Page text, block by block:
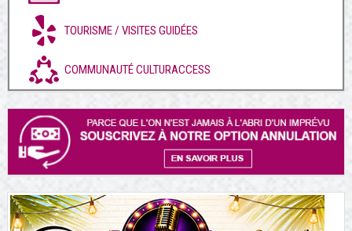
TOURISME / VISITES GUIDÉES
COMMUNAUTÉ CULTURACCESS